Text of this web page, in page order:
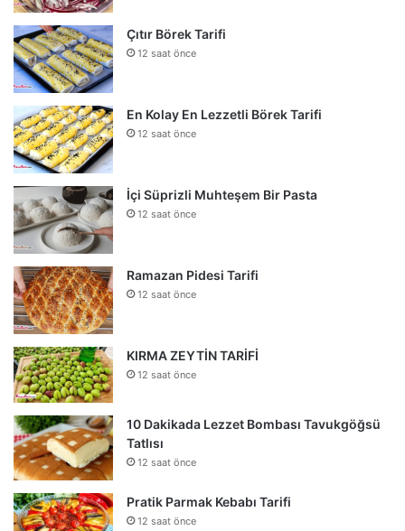
Çıtır Börek Tarifi
12 saat önce
En Kolay En Lezzetli Börek Tarifi
12 saat önce
İçi Süprizli Muhteşem Bir Pasta
12 saat önce
Ramazan Pidesi Tarifi
12 saat önce
KIRMA ZEYTİN TARİFİ
12 saat önce
10 Dakikada Lezzet Bombası Tavukgöğsü
Tatlısı
12 saat önce
Pratik Parmak Kebabı Tarifi
12 saat önce